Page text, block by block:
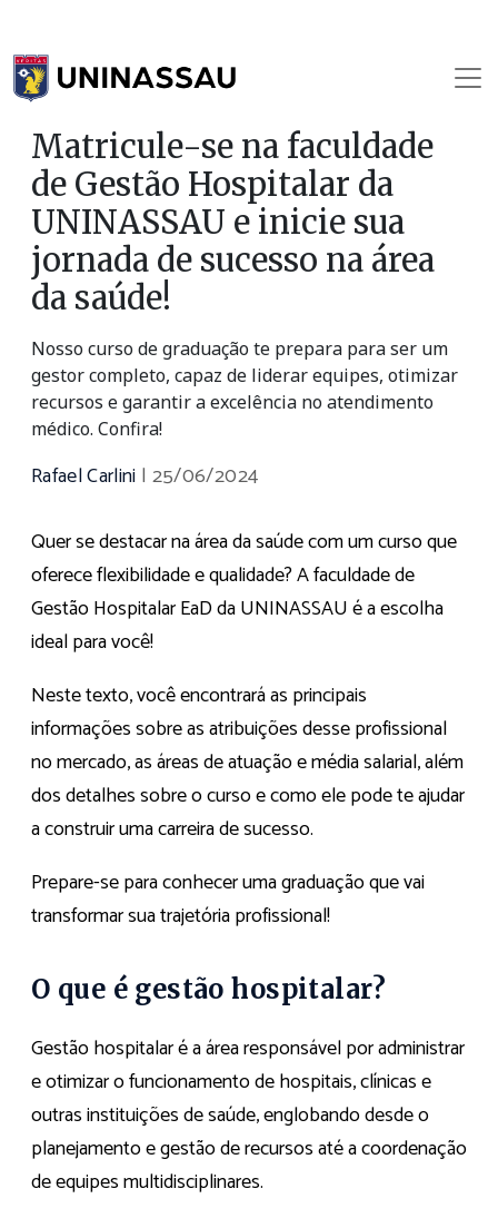
Matricule-se na faculdade
de Gestão Hospitalar da
UNINASSAU e inicie sua
jornada de sucesso na área
da saúde!
Nosso curso de graduação te prepara para ser um
gestor completo, capaz de liderar equipes, otimizar
recursos e garantir a excelência no atendimento
médico. Confira!
Rafael Carlini | 25/06/2024
Quer se destacar na área da saúde com um curso que
oferece flexibilidade e qualidade? A faculdade de
Gestão Hospitalar EaD da UNINASSAU é a escolha
ideal para você!
Neste texto, você encontrará as principais
informações sobre as atribuições desse profissional
no mercado, as áreas de atuação e média salarial, além
dos detalhes sobre o curso e como ele pode te ajudar
a construir uma carreira de sucesso.
Prepare-se para conhecer uma graduação que vai
transformar sua trajetória profissional!
O que é gestão hospitalar?
Gestão hospitalar é a área responsável por administrar
e otimizar o funcionamento de hospitais, clínicas e
outras instituições de saúde, englobando desde o
planejamento e gestão de recursos até a coordenação
de equipes multidisciplinares.